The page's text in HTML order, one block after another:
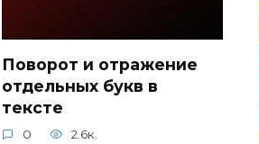
Поворот и отражение
отдельных букв в
тексте
0 2.6к.